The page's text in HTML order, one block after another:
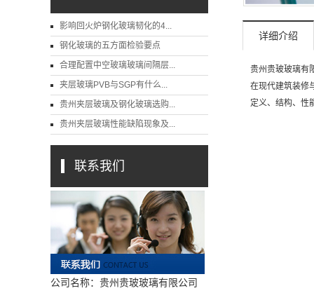
影响回火炉钢化玻璃韧化的4...
钢化玻璃的五方面检验要点
合理配置中空玻璃玻璃间隔层...
夹层玻璃PVB与SGP有什么...
贵州夹层玻璃及钢化玻璃选购...
贵州夹层玻璃性能缺陷现象及...
联系我们
公司名称：贵州贵玻玻璃有限公司
详细介绍
贵州贵玻玻璃有
在现代建筑装修
定义、结构、性